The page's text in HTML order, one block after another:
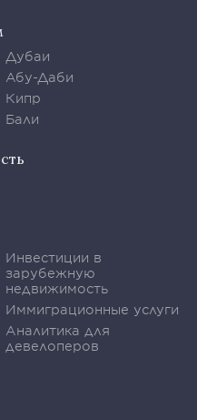
Дубаи
Абу-Даби
Кипр
Бали
Инвестиции в
зарубежную
недвижимость
Иммиграционные услуги
Аналитика для
девелоперов